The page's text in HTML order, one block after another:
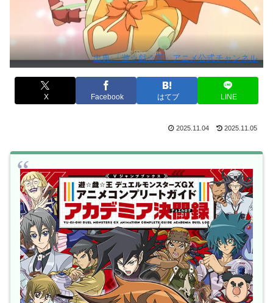
出典:「遊☆戯☆王」アニメ公式チャンネル
X Facebook はてブ LINE
2025.11.04 2025.11.05